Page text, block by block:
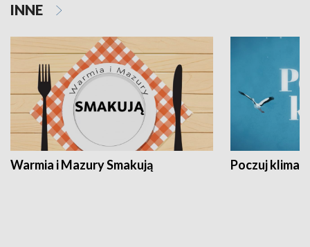
INNE
Warmia i Mazury Smakują Poczuj klimat